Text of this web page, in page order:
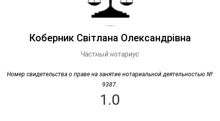
Коберник Світлана Олександрівна
Частный нотариус
Номер свидетельства о праве на занятие нотариальной деятельностью №
9387.
1.0